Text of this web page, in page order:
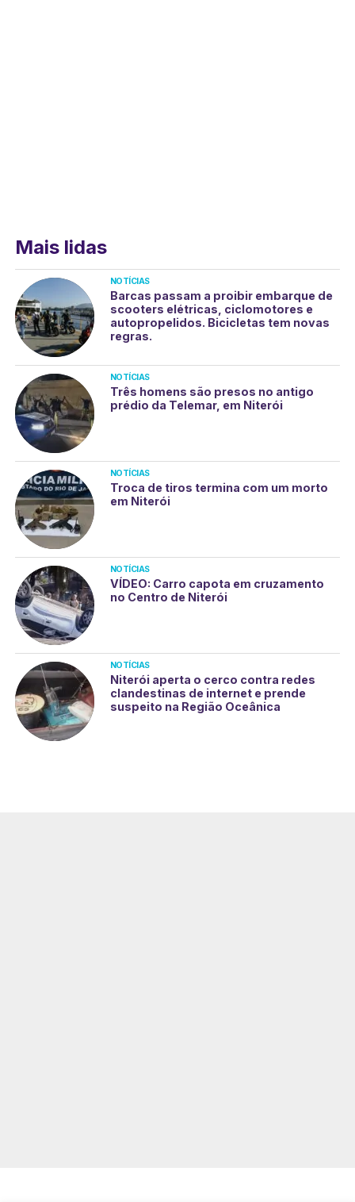
Mais lidas
NOTÍCIAS
Barcas passam a proibir embarque de
scooters elétricas, ciclomotores e
autopropelidos. Bicicletas tem novas
regras.
NOTÍCIAS
Três homens são presos no antigo
prédio da Telemar, em Niterói
NOTÍCIAS
Troca de tiros termina com um morto
em Niterói
NOTÍCIAS
VÍDEO: Carro capota em cruzamento
no Centro de Niterói
NOTÍCIAS
Niterói aperta o cerco contra redes
clandestinas de internet e prende
suspeito na Região Oceânica